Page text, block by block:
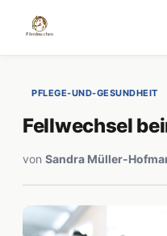
PFLEGE-UND-GESUNDHEIT
Fellwechsel
von Sandra Müller-